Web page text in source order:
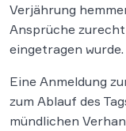
Verjährung
Ansprüche
eingetragen wurde.
Eine Anmeldung
zum Ablauf des
mündlichen